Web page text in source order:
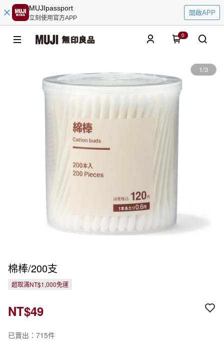
MUJIpassport
立刻使用官方APP
開啟APP
0
1/3
棉棒/200支
超取滿NT$1,000免運
NT$49
已賣出：715件